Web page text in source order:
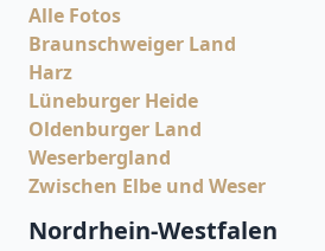
Alle Fotos
Braunschweiger Land
Harz
Lüneburger Heide
Oldenburger Land
Weserbergland
Zwischen Elbe und Weser
Nordrhein-Westfalen